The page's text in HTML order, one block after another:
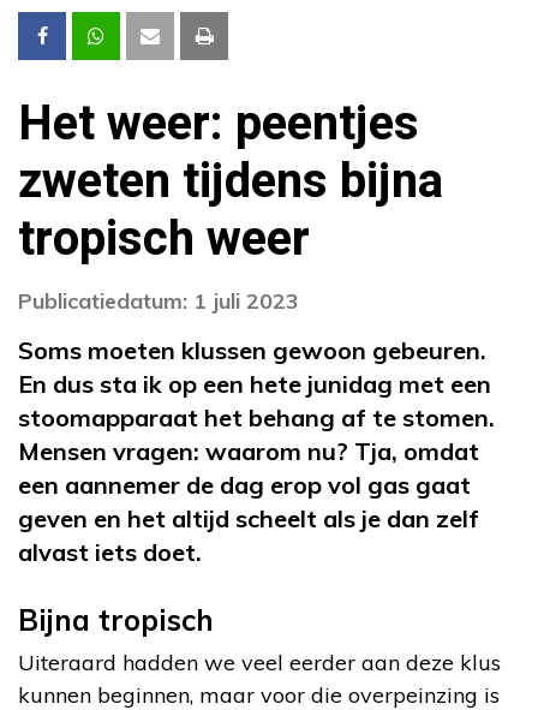
Het weer: peentjes
zweten tijdens bijna
tropisch weer
Publicatiedatum: 1 juli 2023
Soms moeten klussen gewoon gebeuren.
En dus sta ik op een hete junidag met een
stoomapparaat het behang af te stomen.
Mensen vragen: waarom nu? Tja, omdat
een aannemer de dag erop vol gas gaat
geven en het altijd scheelt als je dan zelf
alvast iets doet.
Bijna tropisch
Uiteraard hadden we veel eerder aan deze klus
kunnen beginnen, maar voor die overpeinzing is